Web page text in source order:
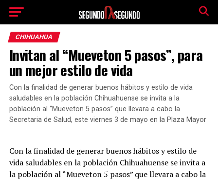
CHIHUAHUA
Invitan al “Mueveton 5 pasos”, para
un mejor estilo de vida
Con la finalidad de generar buenos hábitos y estilo de vida
saludables en la población Chihuahuense se invita a la
población al “Mueveton 5 pasos” que llevara a cabo la
Secretaria de Salud, este viernes 3 de mayo en la Plaza Mayor
Con la finalidad de generar buenos hábitos y estilo de
vida saludables en la población Chihuahuense se invita a
la población al “Mueveton 5 pasos” que llevara a cabo la